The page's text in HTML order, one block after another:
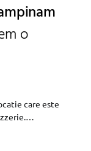
o
care este